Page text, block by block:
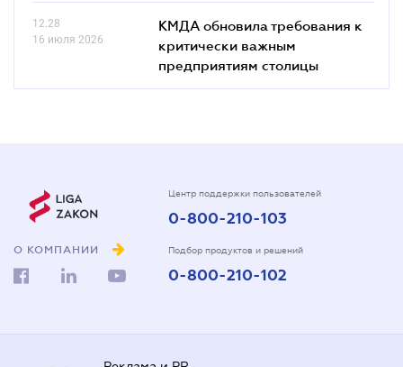
12.28
16 июля 2026
КМДА обновила требования к
критически важным
предприятиям столицы
О КОМПАНИИ
Центр поддержки пользователей
0-800-210-103
Подбор продуктов и решений
0-800-210-102